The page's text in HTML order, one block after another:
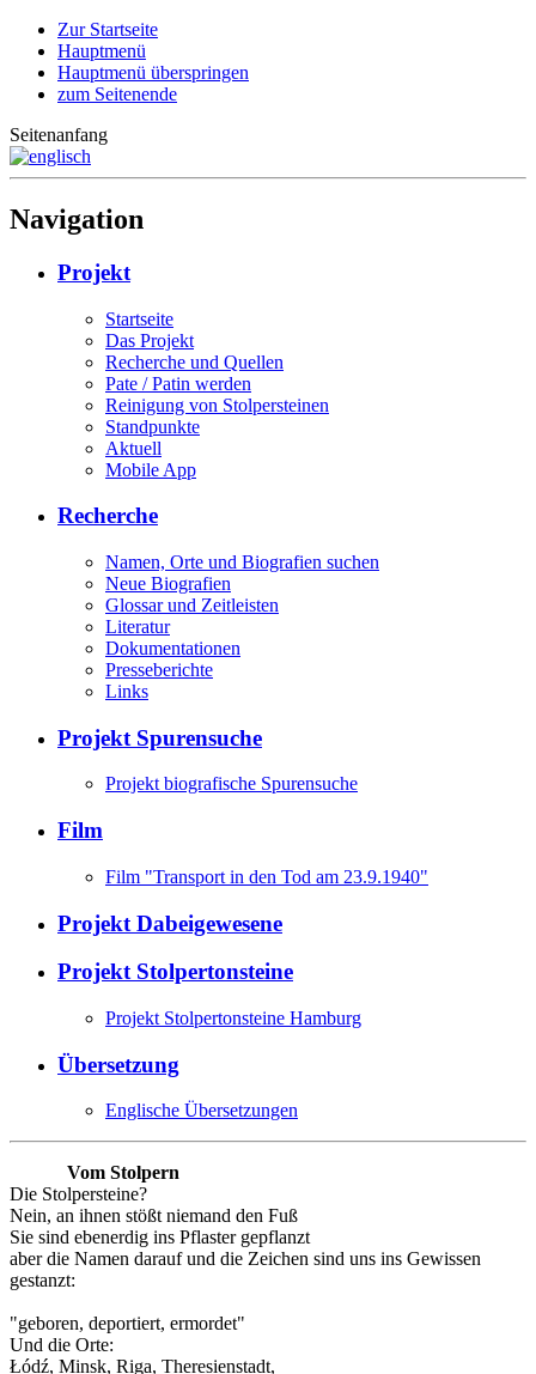
Zur Startseite
Hauptmenü
Hauptmenü überspringen
zum Seitenende
Seitenanfang
Navigation
Projekt
Startseite
Das Projekt
Recherche und Quellen
Pate / Patin werden
Reinigung von Stolpersteinen
Standpunkte
Aktuell
Mobile App
Recherche
Namen, Orte und Biografien suchen
Neue Biografien
Glossar und Zeitleisten
Literatur
Dokumentationen
Presseberichte
Links
Projekt Spurensuche
Projekt biografische Spurensuche
Film
Film "Transport in den Tod am 23.9.1940"
Projekt Dabeigewesene
Projekt Stolpertonsteine
Projekt Stolpertonsteine Hamburg
Übersetzung
Englische Übersetzungen
Vom Stolpern
Die Stolpersteine?
Nein, an ihnen stößt niemand den Fuß
Sie sind ebenerdig ins Pflaster gepflanzt
aber die Namen darauf und die Zeichen sind uns ins Gewissen
gestanzt:
"geboren, deportiert, ermordet"
Und die Orte:
Łódź, Minsk, Riga, Theresienstadt,